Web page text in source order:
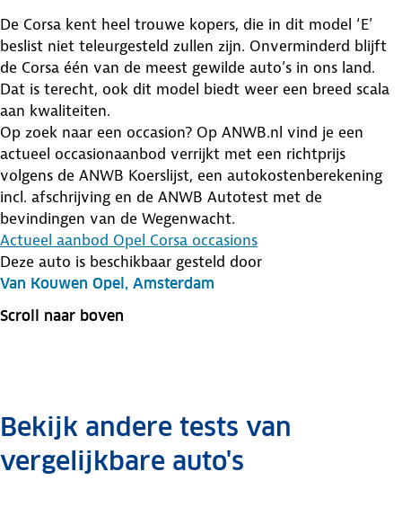
De Corsa kent heel trouwe kopers, die in dit model ‘E’
beslist niet teleurgesteld zullen zijn. Onverminderd blijft
de Corsa één van de meest gewilde auto’s in ons land.
Dat is terecht, ook dit model biedt weer een breed scala
aan kwaliteiten.
Op zoek naar een occasion? Op ANWB.nl vind je een
actueel occasionaanbod verrijkt met een richtprijs
volgens de ANWB Koerslijst, een autokostenberekening
incl. afschrijving en de ANWB Autotest met de
bevindingen van de Wegenwacht.
Actueel aanbod Opel Corsa occasions
Deze auto is beschikbaar gesteld door
Van Kouwen Opel, Amsterdam
Scroll naar boven
Bekijk andere tests van
vergelijkbare auto's